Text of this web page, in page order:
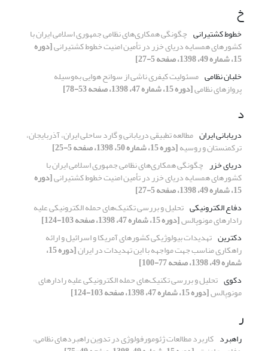
خ
خطوط کشتیرانی چگونگی همکاری‌های نظامی جمهوری اسلامی ایران با
کشورهای همسایه دریای خزر در تأمین امنیت خطوط کشتیرانی[دوره
15، شماره 49، 1398، صفحه 5-27]
خلبان نظامی مسئولیت کیفری ناشی از سوانح هوایی به‌وسیله
پروازهای نظامی[دوره 15، شماره 47، 1398، صفحه 53-78]
د
دریابانی ایران مطالعه تطبیقی دریابانی و گارد ساحلی ایران، آذربایجان،
ترکمنستان و روسیه[دوره 15، شماره 50، 1398، صفحه 5-25]
دریای خزر چگونگی همکاری‌های نظامی جمهوری اسلامی ایران با
کشورهای همسایه دریای خزر در تأمین امنیت خطوط کشتیرانی[دوره
15، شماره 49، 1398، صفحه 5-27]
دفاع الکترونیکی تحلیل و بررسی تکنیک‌های حمله الکترونیکی علیه
رادارهای مونوپالس[دوره 15، شماره 47، 1398، صفحه 103-124]
دکترین تهدیدات بیولوژیکی کشورهای آمریکا و اسرائیل و ارائه
راهکاری مناسب جهت مواجهه با این تهدیدات در ایران [دوره 15،
شماره 49، 1398، صفحه 77-100]
دکوی تحلیل و بررسی تکنیک‌های حمله الکترونیکی علیه رادارهای
مونوپالس[دوره 15، شماره 47، 1398، صفحه 103-124]
ر
راهبرد کاربرد مطالعات ژئومورفولوژی در تدوین راهبرد‌های نظامی،